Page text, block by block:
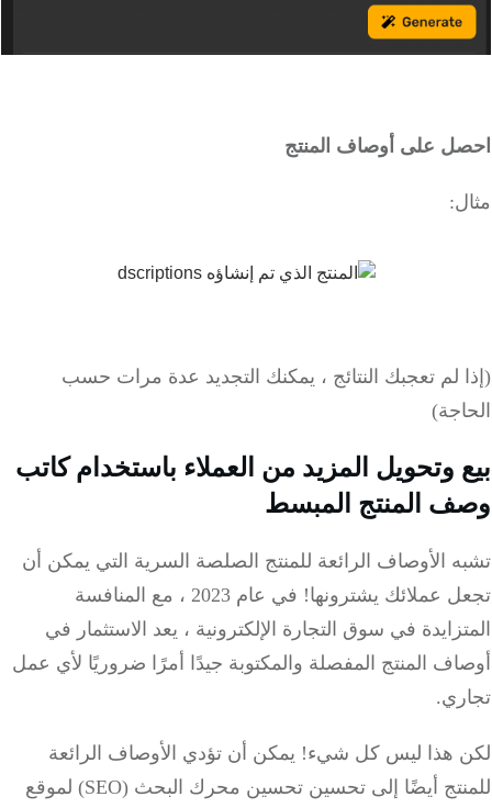
على أوصاف المنتج
لم تعجبك النتائج ، يمكنك التجديد عدة مرات حسب
وتحويل المزيد من العملاء باستخدام كاتب
المنتج المبسط
الأوصاف الرائعة للمنتج الصلصة السرية التي يمكن أن
تجعل عملائك يشترونها! في عام 2023 ، مع المنافسة
في سوق التجارة الإلكترونية ، يعد الاستثمار في
المنتج المفصلة والمكتوبة جيدًا أمرًا ضروريًا لأي عمل
هذا ليس كل شيء! يمكن أن تؤدي الأوصاف الرائعة
للمنتج أيضًا إلى تحسين تحسين محرك البحث (SEO) لموقع